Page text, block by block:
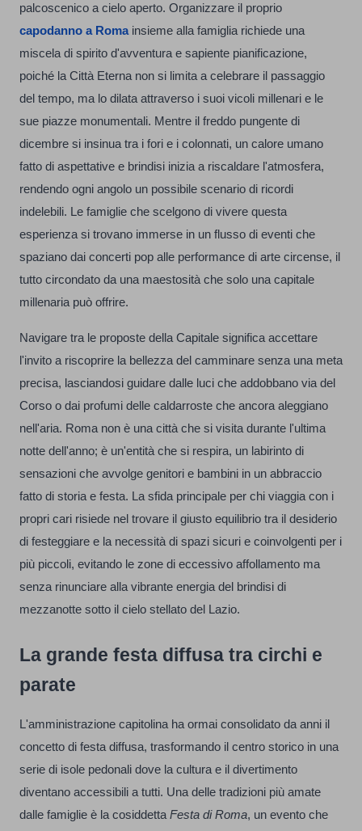
palcoscenico a cielo aperto. Organizzare il proprio
capodanno a Romainsieme alla famiglia richiede una
miscela di spirito d'avventura e sapiente pianificazione,
poiché la Città Eterna non si limita a celebrare il passaggio
del tempo, ma lo dilata attraverso i suoi vicoli millenari e le
sue piazze monumentali. Mentre il freddo pungente di
dicembre si insinua tra i fori e i colonnati, un calore umano
fatto di aspettative e brindisi inizia a riscaldare l'atmosfera,
rendendo ogni angolo un possibile scenario di ricordi
indelebili. Le famiglie che scelgono di vivere questa
esperienza si trovano immerse in un flusso di eventi che
spaziano dai concerti pop alle performance di arte circense, il
tutto circondato da una maestosità che solo una capitale
millenaria può offrire.
Navigare tra le proposte della Capitale significa accettare
l'invito a riscoprire la bellezza del camminare senza una meta
precisa, lasciandosi guidare dalle luci che addobbano via del
Corso o dai profumi delle caldarroste che ancora aleggiano
nell'aria. Roma non è una città che si visita durante l'ultima
notte dell'anno; è un'entità che si respira, un labirinto di
sensazioni che avvolge genitori e bambini in un abbraccio
fatto di storia e festa. La sfida principale per chi viaggia con i
propri cari risiede nel trovare il giusto equilibrio tra il desiderio
di festeggiare e la necessità di spazi sicuri e coinvolgenti per i
più piccoli, evitando le zone di eccessivo affollamento ma
senza rinunciare alla vibrante energia del brindisi di
mezzanotte sotto il cielo stellato del Lazio.
La grande festa diffusa tra circhi e
parate
L'amministrazione capitolina ha ormai consolidato da anni il
concetto di festa diffusa, trasformando il centro storico in una
serie di isole pedonali dove la cultura e il divertimento
diventano accessibili a tutti. Una delle tradizioni più amate
dalle famiglie è la cosiddetta Festa di Roma, un evento che